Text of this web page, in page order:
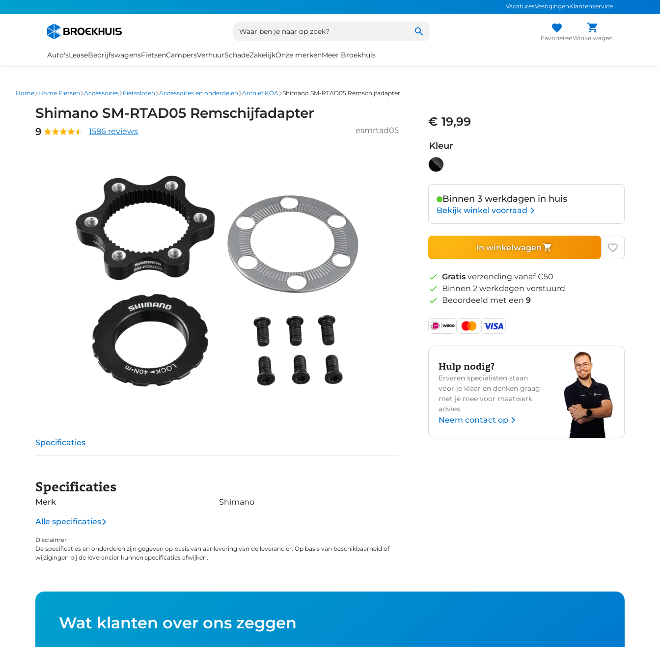
VacaturesVestigingenKlantenservice
Waar ben je naar op zoek?
FavorietenWinkelwagen
Auto'sLeaseBedrijfswagensFietsenCampersVerhuurSchadeZakelijkOnze merkenMeer Broekhuis
Home Home Fietsen Accessoires Fietssloten Accessoires en onderdelen Archief KOA Shimano SM-RTAD05 Remschijfadapter
Shimano SM-RTAD05 Remschijfadapter
9 1586 reviews esmrtad05
€ 19,99
Kleur
Binnen 3 werkdagen in huis
Bekijk winkel voorraad
In winkelwagen
Gratis verzending vanaf €50
Binnen 2 werkdagen verstuurd
Beoordeeld met een 9
Hulp nodig?
Ervaren specialisten staan
voor je klaar en denken graag
met je mee voor maatwerk
advies.
Neem contact op
Specificaties
Specificaties
Merk Shimano
Alle specificaties
Disclaimer
De specificaties en onderdelen zijn gegeven op basis van aanlevering van de leverancier. Op basis van beschikbaarheid of
wijzigingen bij de leverancier kunnen specificaties afwijken.
Wat klanten over ons zeggen